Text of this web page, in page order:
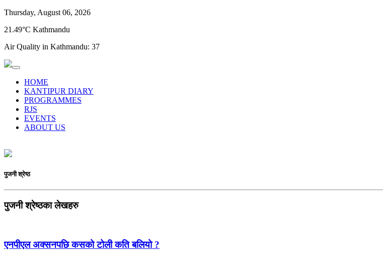
Thursday, August 06, 2026
21.49°C Kathmandu
Air Quality in Kathmandu: 37
HOME
KANTIPUR DIARY
PROGRAMMES
RJS
EVENTS
ABOUT US
पुजनी श्रेष्ठ
पुजनी श्रेष्ठका लेखहरु
एनपीएल अक्सनपछि कसको टोली कति बलियो ?